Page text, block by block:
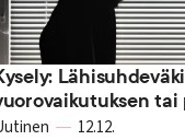
12.12.